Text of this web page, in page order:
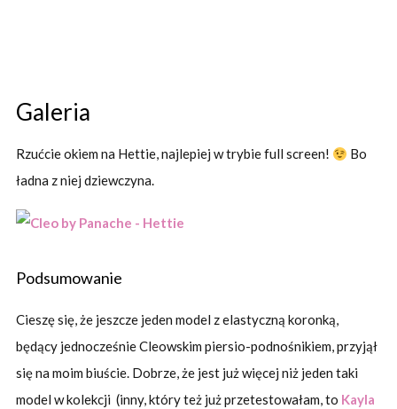
Galeria
Rzućcie okiem na Hettie, najlepiej w trybie full screen!
Bo
ładna z niej dziewczyna.
Podsumowanie
Cieszę się, że jeszcze jeden model z elastyczną koronką,
będący jednocześnie Cleowskim piersio-podnośnikiem, przyjął
się na moim biuście. Dobrze, że jest już więcej niż jeden taki
model w kolekcji (inny, który też już przetestowałam, to Kayla